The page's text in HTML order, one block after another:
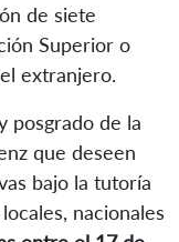
de siete
Superior o
extranjero.
posgrado de la
que deseen
bajo la tutoría
nacionales